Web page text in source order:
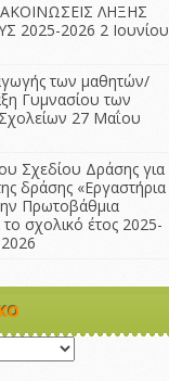
ΛΗΞΗΣ
2025-2026 2 Ιουνίου
των μαθητών/
Γυμνασίου των
27 Μαΐου
Σχεδίου Δράσης για
δράσης «Εργαστήρια
Πρωτοβάθμια
σχολικό έτος 2025-